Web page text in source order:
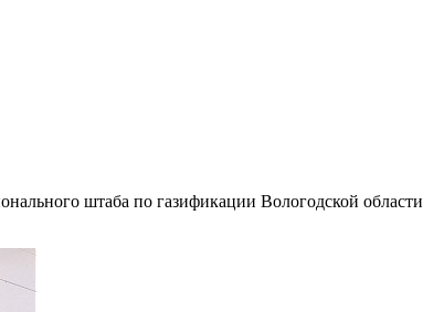
штаба по газификации Вологодской области